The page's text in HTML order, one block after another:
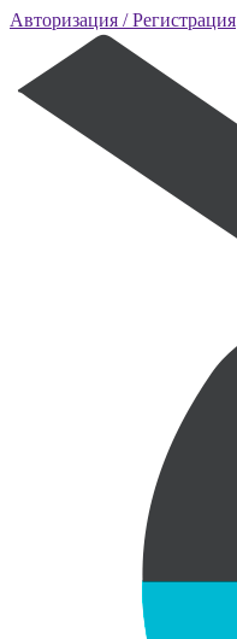
Авторизация / Регистрация